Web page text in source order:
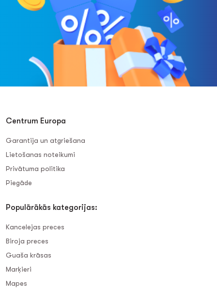
Centrum Europa
Garantija un atgriešana
Lietošanas noteikumi
Privātuma politika
Piegāde
Populārākās kategorijas:
Kancelejas preces
Biroja preces
Guaša krāsas
Marķieri
Mapes